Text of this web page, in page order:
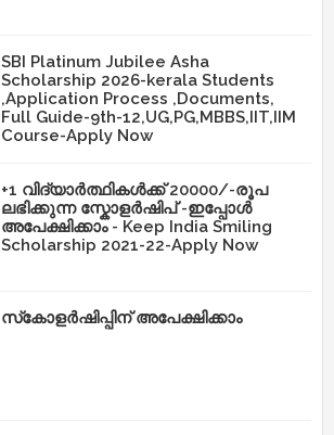
SBI Platinum Jubilee Asha
Scholarship 2026-kerala Students
,Application Process ,Documents,
Full Guide-9th-12,UG,PG,MBBS,IIT,IIM
Course-Apply Now
+1 വിദ്യാർത്ഥികൾക്ക് 20000/-രൂപ
ലഭിക്കുന്ന സ്കോളർഷിപ് -ഇപ്പോൾ
അപേക്ഷിക്കാം - Keep India Smiling
Scholarship 2021-22-Apply Now
സ്‌കോളർഷിപ്പിന് അപേക്ഷിക്കാം